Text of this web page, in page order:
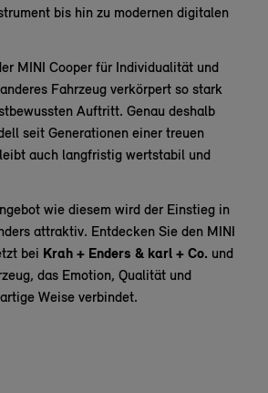
bis hin zu modernen digitalen
MINI Cooper für Individualität und
Fahrzeug verkörpert so stark
Auftritt. Genau deshalb
seit Generationen einer treuen
auch langfristig wertstabil und
wie diesem wird der Einstieg in
attraktiv. Entdecken Sie den MINI
bei Krah + Enders & karl + Co. und
das Emotion, Qualität und
Weise verbindet.